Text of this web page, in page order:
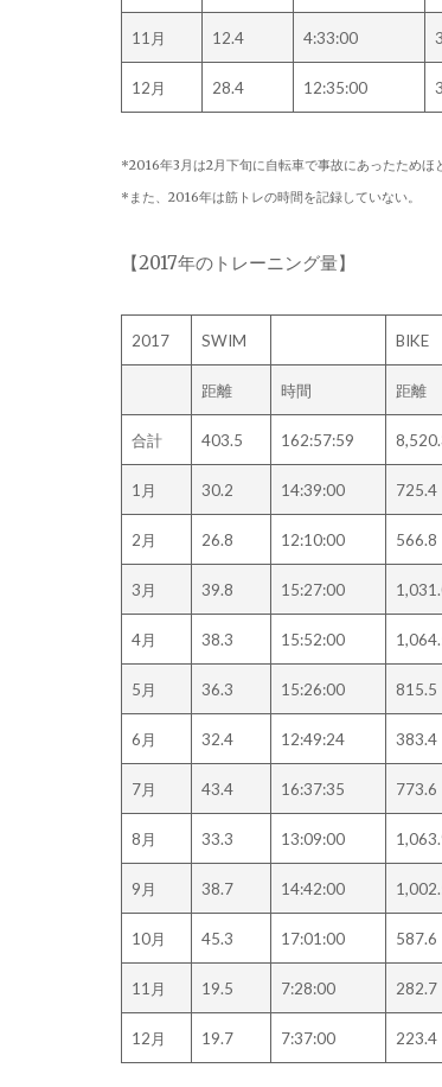
11月 12.4 4:33:00
12月 28.4 12:35:00
*2016年3月は2月下旬に自転車で事故にあったためほ
*また、2016年は筋トレの時間を記録していない。
【2017年のトレーニング量】
2017 SWIM BIKE
距離 時間 距離
合計 403.5 162:57:59
1月 30.2 14:39:00 725.4
2月 26.8 12:10:00 566.8
3月 39.8 15:27:00
4月 38.3 15:52:00
5月 36.3 15:26:00 815.5
6月 32.4 12:49:24 383.4
7月 43.4 16:37:35 773.6
8月 33.3 13:09:00
9月 38.7 14:42:00
10月 45.3 17:01:00 587.6
11月 19.5 7:28:00 282.7
12月 19.7 7:37:00 223.4